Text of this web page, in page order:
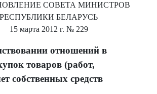
СОВЕТА МИНИСТРОВ
РЕСПУБЛИКИ БЕЛАРУСЬ
15 марта 2012 г. № 229
отношений в
товаров (работ,
собственных средств